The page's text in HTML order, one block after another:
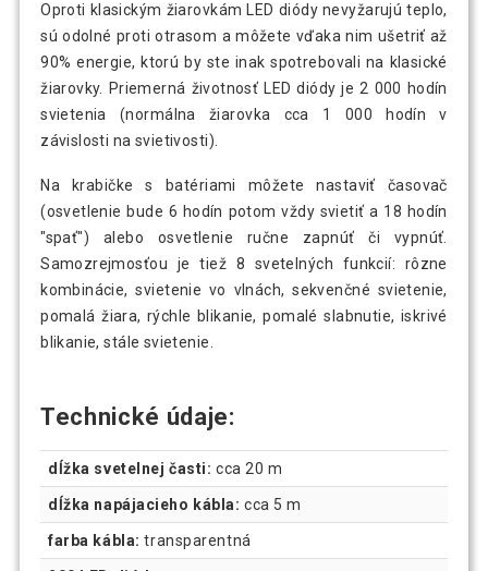
Oproti klasickým žiarovkám LED diódy nevyžarujú teplo,
sú odolné proti otrasom a môžete vďaka nim ušetriť až
90% energie, ktorú by ste inak spotrebovali na klasické
žiarovky. Priemerná životnosť LED diódy je 2 000 hodín
svietenia (normálna žiarovka cca 1 000 hodín v
závislosti na svietivosti).
Na krabičke s batériami môžete nastaviť časovač
(osvetlenie bude 6 hodín potom vždy svietiť a 18 hodín
"spať") alebo osvetlenie ručne zapnúť či vypnúť.
Samozrejmosťou je tiež 8 svetelných funkcií: rôzne
kombinácie, svietenie vo vlnách, sekvenčné svietenie,
pomalá žiara, rýchle blikanie, pomalé slabnutie, iskrivé
blikanie, stále svietenie.
Technické údaje:
dĺžka svetelnej časti: cca 20 m
dĺžka napájacieho kábla: cca 5 m
farba kábla: transparentná